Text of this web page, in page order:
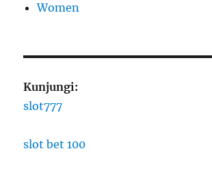
Women
Kunjungi:
slot777
slot bet 100